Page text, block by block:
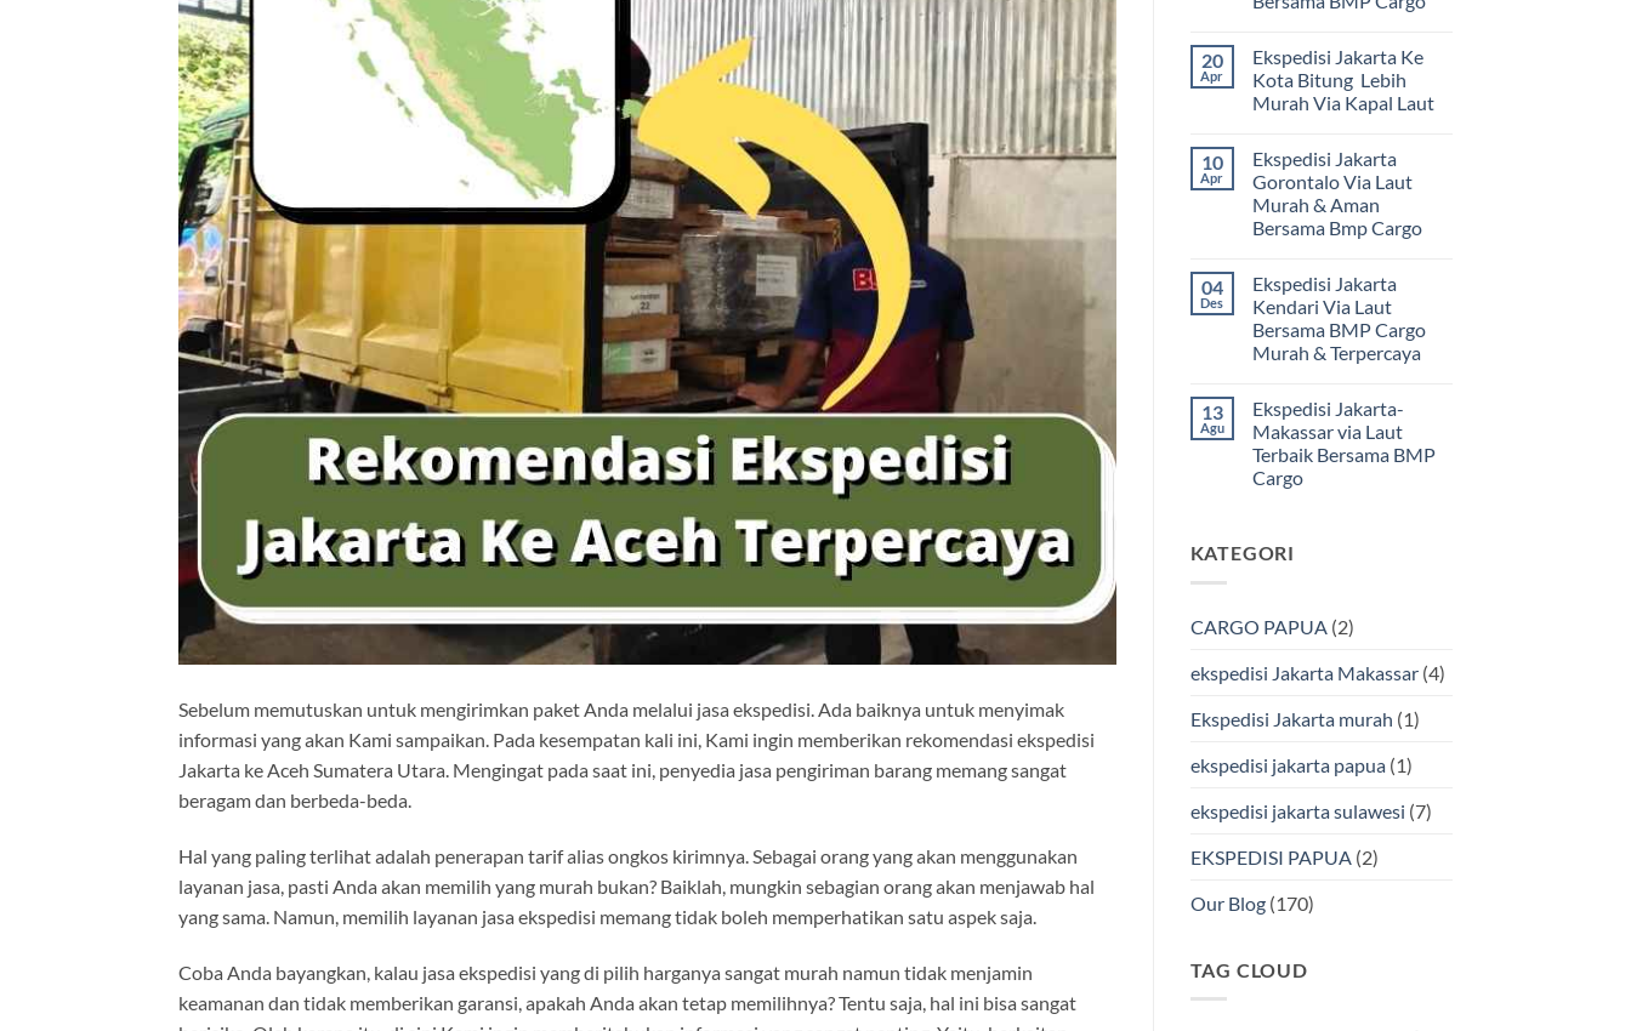
Sebelum memutuskan untuk mengirimkan paket Anda melalui jasa ekspedisi. Ada baiknya untuk menyimak
informasi yang akan Kami sampaikan. Pada kesempatan kali ini, Kami ingin memberikan rekomendasi ekspedisi
Jakarta ke Aceh Sumatera Utara. Mengingat pada saat ini, penyedia jasa pengiriman barang memang sangat
beragam dan berbeda-beda.
Hal yang paling terlihat adalah penerapan tarif alias ongkos kirimnya. Sebagai orang yang akan menggunakan
layanan jasa, pasti Anda akan memilih yang murah bukan? Baiklah, mungkin sebagian orang akan menjawab hal
yang sama. Namun, memilih layanan jasa ekspedisi memang tidak boleh memperhatikan satu aspek saja.
Coba Anda bayangkan, kalau jasa ekspedisi yang di pilih harganya sangat murah namun tidak menjamin
keamanan dan tidak memberikan garansi, apakah Anda akan tetap memilihnya? Tentu saja, hal ini bisa sangat
komentar
pada
Ekspedisi
Jakarta
dan
Terpercaya
|
Jasa
Cargo
Jakarta
Bersama
BMP
Cargo
20
Apr
Ekspedisi Jakarta Ke
Kota Bitung Lebih
Murah Via Kapal Laut
komentar
pada
Ekspedisi
Jakarta
Ke
Kota
Murah
Via
Kapal
Laut
10
Apr
Ekspedisi Jakarta
Gorontalo Via Laut
Murah & Aman
Bersama Bmp Cargo
komentar
pada
Ekspedisi
Jakarta
Gorontalo
Via
&
Aman
Bersama
Bmp
Cargo
04
Des
Ekspedisi Jakarta
Kendari Via Laut
Bersama BMP Cargo
Murah & Terpercaya
komentar
pada
Ekspedisi
Jakarta
Kendari
Via
Cargo
13
Agu
Ekspedisi Jakarta-
Makassar via Laut
Terbaik Bersama BMP
Cargo
pada
Ekspedisi
Laut
BMP
KATEGORI
CARGO PAPUA (2)
ekspedisi Jakarta Makassar(4)
Ekspedisi Jakarta murah (1)
ekspedisi jakarta papua(1)
ekspedisi jakarta sulawesi (7)
EKSPEDISI PAPUA (2)
Our Blog(170)
TAG CLOUD